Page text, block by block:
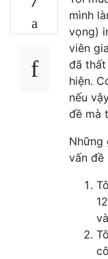
mình
vọng)
viên
đã
hiện.
nếu
đề mà
Những
vấn đề